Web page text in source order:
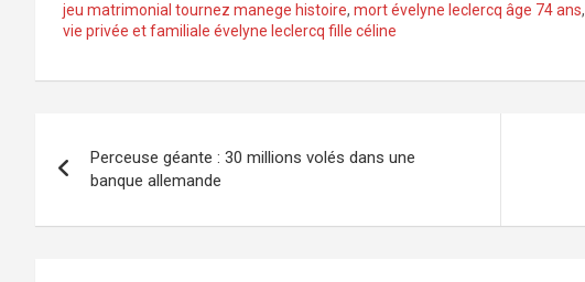
jeu matrimonial tournez manege histoire, mort évelyne leclercq âge 74 ans,
vie privée et familiale évelyne leclercq fille céline
de
l’article
Perceuse géante : 30 millions volés dans une
banque allemande